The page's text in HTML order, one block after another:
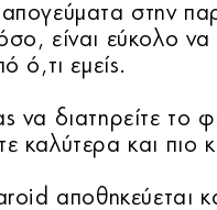
στην
είναι εύκολο να
ό,τι εμείς.
να διατηρείτε
καλύτερα και πιο
αποθηκεύεται